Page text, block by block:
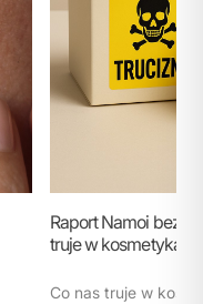
Raport Namoi bez
truje w
Co nas truje w